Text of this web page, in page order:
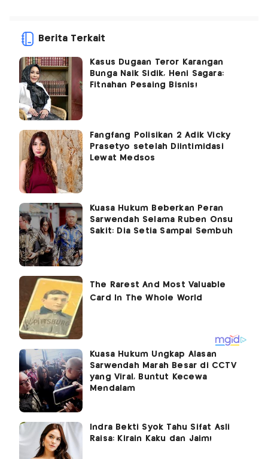
Berita Terkait
Kasus Dugaan Teror Karangan
Bunga Naik Sidik, Heni Sagara:
Fitnahan Pesaing Bisnis!
Fangfang Polisikan 2 Adik Vicky
Prasetyo setelah Diintimidasi
Lewat Medsos
Kuasa Hukum Beberkan Peran
Sarwendah Selama Ruben Onsu
Sakit: Dia Setia Sampai Sembuh
Kuasa Hukum Ungkap Alasan
Sarwendah Marah Besar di CCTV
yang Viral, Buntut Kecewa
Mendalam
Indra Bekti Syok Tahu Sifat Asli
Raisa: Kirain Kaku dan Jaim!